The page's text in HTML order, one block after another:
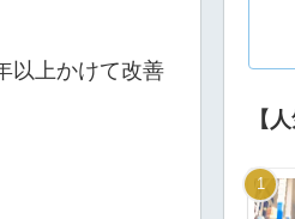
以上かけて改善
【